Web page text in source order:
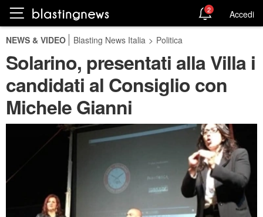
2 Accedi
NEWS & VIDEO Blasting News Italia > Politica
Solarino, presentati alla Villa i
candidati al Consiglio con
Michele Gianni